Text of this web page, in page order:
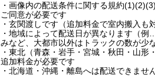
・画像内の配送条件に関する規約
ご同意が必要です
・玄関渡しです（追加料金で室内搬入も
・地域によって配送日が異なります（例
みなど、大都市以外はトラックの数が少
・東北（青森・岩手・宮城・秋田・山形
追加料金が必要です
・北海道・沖縄・離島へは配送できませ